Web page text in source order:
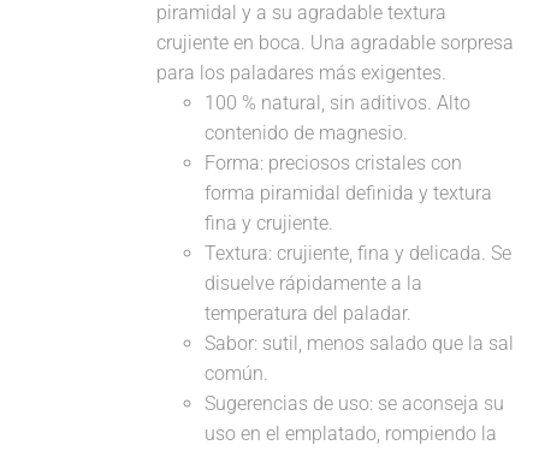
piramidal y a su agradable textura
crujiente en boca. Una agradable sorpresa
para los paladares más exigentes.
100 % natural, sin aditivos. Alto
contenido de magnesio.
Forma: preciosos cristales con
forma piramidal definida y textura
fina y crujiente.
Textura: crujiente, fina y delicada. Se
disuelve rápidamente a la
temperatura del paladar.
Sabor: sutil, menos salado que la sal
común.
Sugerencias de uso: se aconseja su
uso en el emplatado, rompiendo la